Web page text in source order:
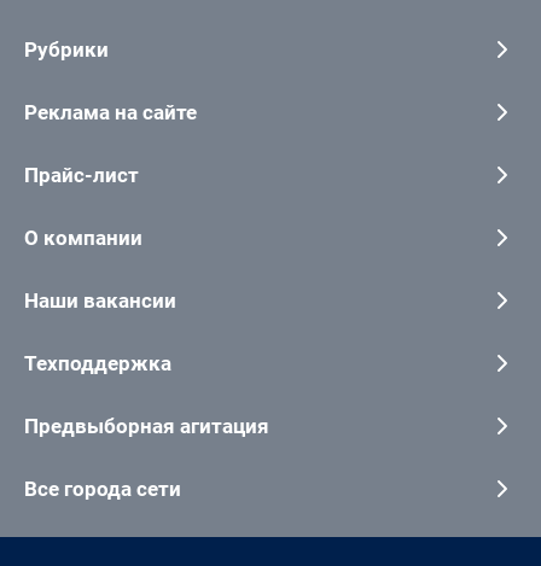
Рубрики
Реклама на сайте
Прайс-лист
О компании
Наши вакансии
Техподдержка
Предвыборная агитация
Все города сети